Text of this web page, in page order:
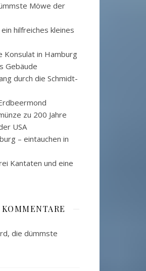
Möwe der
hilfreiches kleines
Konsulat in Hamburg
Gebäude
durch die Schmidt-
zu 200 Jahre
USA
– eintauchen in
Kantaten und eine
die dümmste